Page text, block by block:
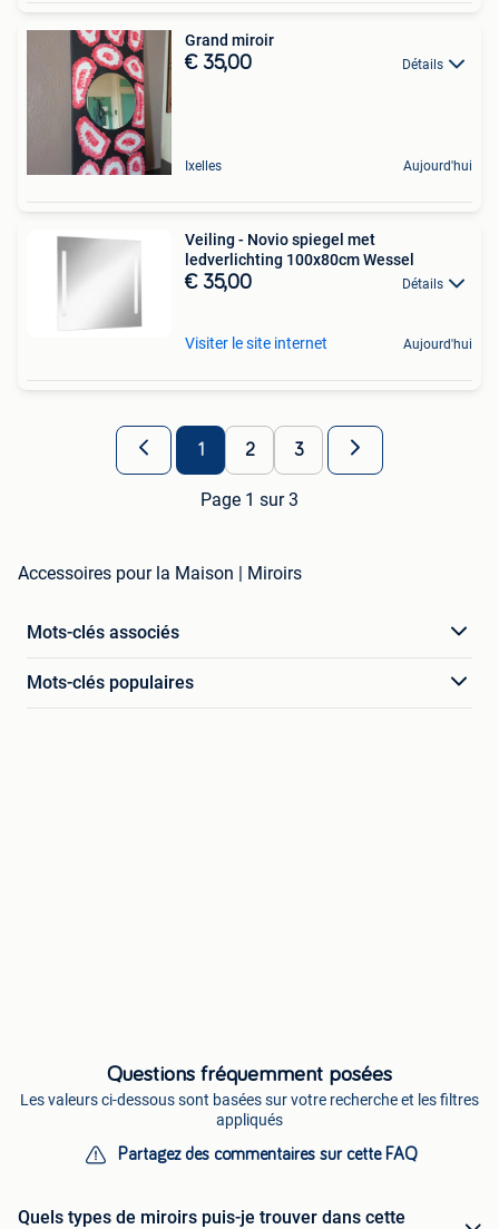
Grand miroir
€ 35,00 Détails
Ixelles Aujourd'hui
Veiling - Novio spiegel met
ledverlichting 100x80cm Wessel
€ 35,00 Détails
Visiter le site internet Aujourd'hui
1 2 3
Page 1 sur 3
Accessoires pour la Maison | Miroirs
Mots-clés associés
Mots-clés populaires
Questions fréquemment posées
Les valeurs ci-dessous sont basées sur votre recherche et les filtres
appliqués
Partagez des commentaires sur cette FAQ
Quels types de miroirs puis-je trouver dans cette